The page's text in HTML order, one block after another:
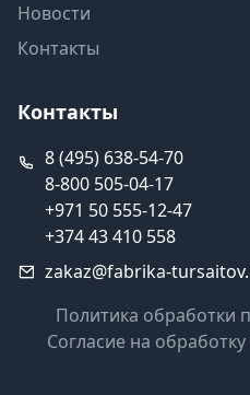
Новости
Контакты
Контакты
8 (495) 638-54-70
8-800 505-04-17
+971 50 555-12-47
+374 43 410 558
zakaz@fabrika-
Политика обработки
Согласие на